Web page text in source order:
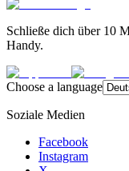
Schließe dich über 10
Handy.
Choose a language
Soziale Medien
Facebook
Instagram